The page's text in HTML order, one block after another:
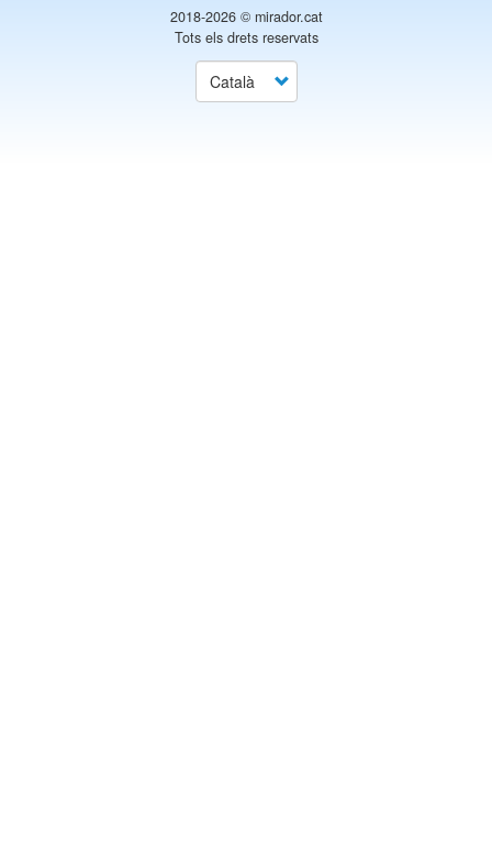
2018-2026 © mirador.cat
Tots els drets reservats
Select
your